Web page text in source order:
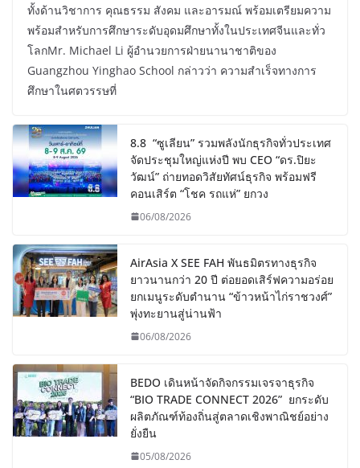
ทั้งด้านวิชาการ คุณธรรม สังคม และอารมณ์ พร้อมเตรียมความ
พร้อมสำหรับการศึกษาระดับอุดมศึกษาทั้งในประเทศจีนและทั่ว
โลกMr. Michael Li ผู้อำนวยการฝ่ายนานาชาติของ
Guangzhou Yinghao School กล่าวว่า ความสำเร็จทางการ
ศึกษาในศตวรรษที่
8.8 “ซูเลียน” รวมพลังนักธุรกิจทั่วประเทศ
จัดประชุมใหญ่แห่งปี พบ CEO “ดร.ปิยะ
วัฒน์” ถ่ายทอดวิสัยทัศน์ธุรกิจ พร้อมฟรี
คอนเสิร์ต “โชค รถแห่” ยกวง
06/08/2026
AirAsia X SEE FAH พันธมิตรทางธุรกิจ
ยาวนานกว่า 20 ปี ต่อยอดเสิร์ฟความอร่อย
ยกเมนูระดับตำนาน “ข้าวหน้าไก่ราชวงศ์”
พุ่งทะยานสู่น่านฟ้า
06/08/2026
BEDO เดินหน้าจัดกิจกรรมเจรจาธุรกิจ
“BIO TRADE CONNECT 2026” ยกระดับ
ผลิตภัณฑ์ท้องถิ่นสู่ตลาดเชิงพาณิชย์อย่าง
ยั่งยืน
05/08/2026